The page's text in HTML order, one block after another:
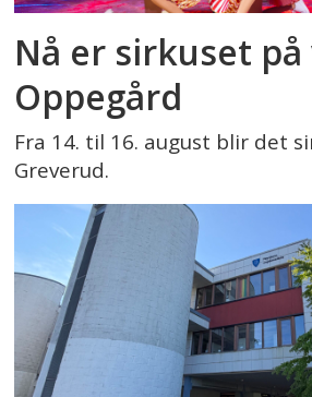
Nå er sirkuset
Oppegård
Fra 14. til 16. august blir det
Greverud.